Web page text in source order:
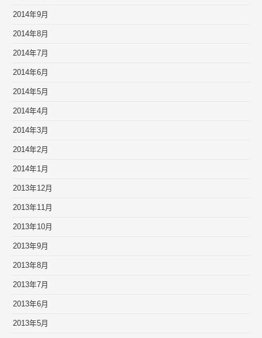
2014年9月
2014年8月
2014年7月
2014年6月
2014年5月
2014年4月
2014年3月
2014年2月
2014年1月
2013年12月
2013年11月
2013年10月
2013年9月
2013年8月
2013年7月
2013年6月
2013年5月